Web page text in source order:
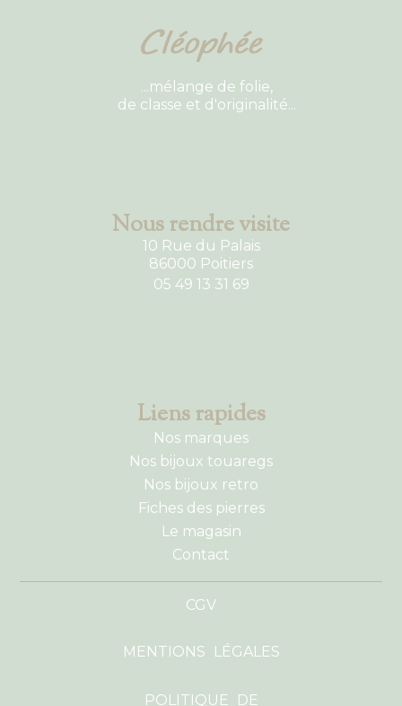
...mélange de folie,
de classe et d'originalité...
Nous rendre visite
10 Rue du Palais
86000 Poitiers
05 49 13 31 69
Liens rapides
Nos marques
Nos bijoux touaregs
Nos bijoux retro
Fiches des pierres
Le magasin
Contact
CGV
MENTIONS LÉGALES
POLITIQUE DE